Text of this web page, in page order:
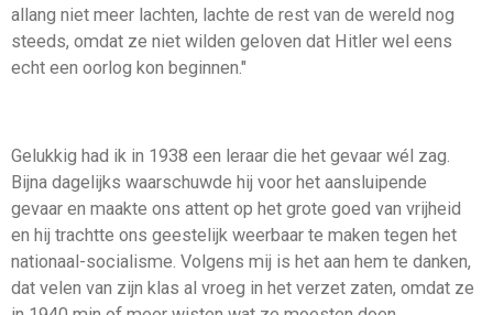
allang niet meer lachten, lachte de rest van de wereld nog
steeds, omdat ze niet wilden geloven dat Hitler wel eens
echt een oorlog kon beginnen."
Gelukkig had ik in 1938 een leraar die het gevaar wél zag.
Bijna dagelijks waarschuwde hij voor het aansluipende
gevaar en maakte ons attent op het grote goed van vrijheid
en hij trachtte ons geestelijk weerbaar te maken tegen het
nationaal-socialisme. Volgens mij is het aan hem te danken,
dat velen van zijn klas al vroeg in het verzet zaten, omdat ze